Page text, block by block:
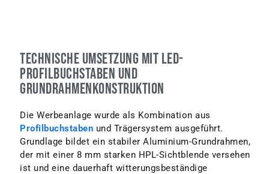
Technische Umsetzung mit LED-
Profilbuchstaben und
Grundrahmenkonstruktion
Die Werbeanlage wurde als Kombination aus
Profilbuchstaben und Trägersystem ausgeführt.
Grundlage bildet ein stabiler Aluminium-Grundrahmen,
der mit einer 8 mm starken HPL-Sichtblende versehen
ist und eine dauerhaft witterungsbeständige